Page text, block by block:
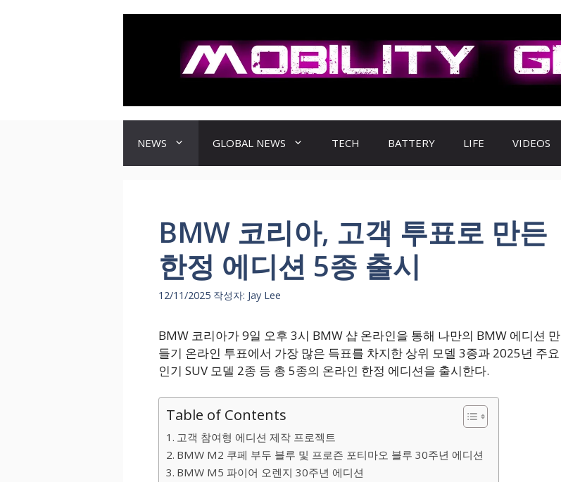
NEWS GLOBAL NEWS TECH BATTERY LIFE VIDEOS
BMW 코리아, 고객 투표로 만든
한정 에디션 5종 출시
12/11/2025 작성자: Jay Lee
BMW 코리아가 9일 오후 3시 BMW 샵 온라인을 통해 나만의 BMW 에디션 만
들기 온라인 투표에서 가장 많은 득표를 차지한 상위 모델 3종과 2025년 주요
인기 SUV 모델 2종 등 총 5종의 온라인 한정 에디션을 출시한다.
Table of Contents
고객 참여형 에디션 제작 프로젝트
BMW M2 쿠페 부두 블루 및 프로즌 포티마오 블루 30주년 에디션
BMW M5 파이어 오렌지 30주년 에디션